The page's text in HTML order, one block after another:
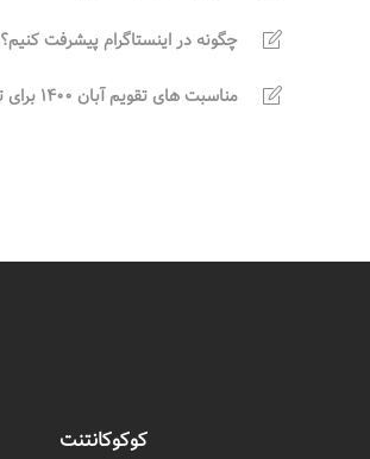
چگونه در اینستاگرام پیشرفت کنیم؟
مناسبت های تقویم آبان 1400 برای تولید محتوا
کوکوکانتنت